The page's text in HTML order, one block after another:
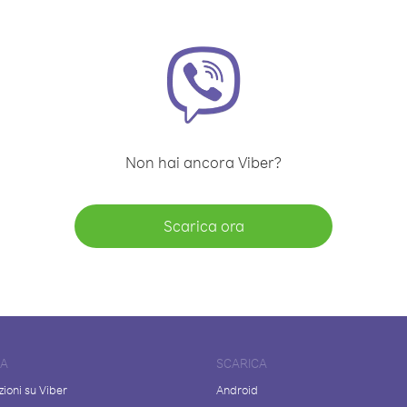
Non hai ancora Viber?
Scarica ora
su Viber
SCARICA
Android